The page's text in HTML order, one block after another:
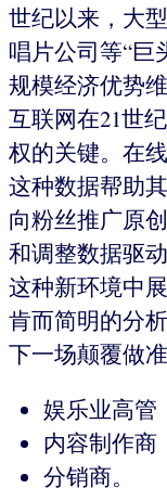
世纪以来，大
唱片公司等“巨
规模经济优势
互联网在21世
权的关键。在
这种数据帮助
向粉丝推广原
和调整数据驱
这种新环境中展
肯而简明的分
下一场颠覆做
娱乐业高管
内容制作商
分销商。